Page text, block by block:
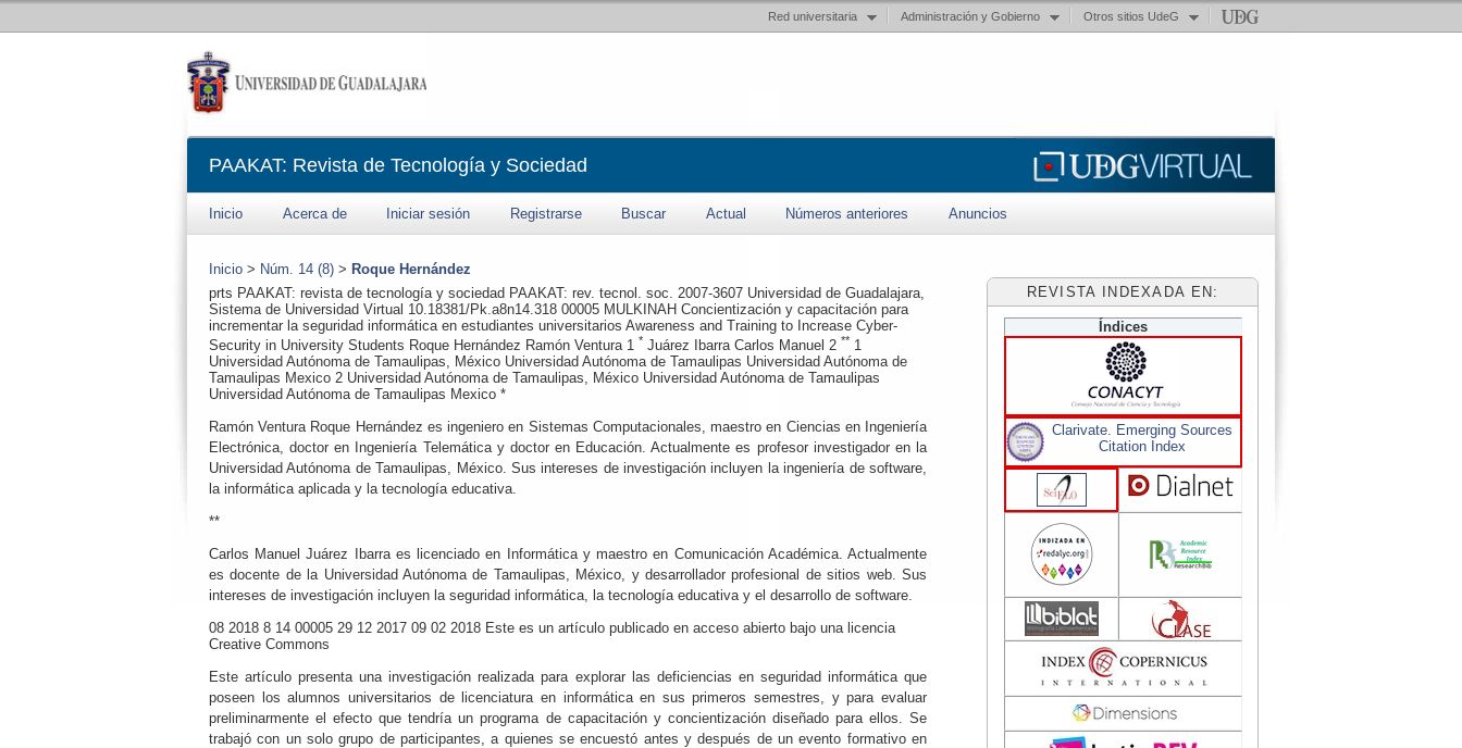
Red universitaria Administración y Gobierno Otros sitios UdeG
PAAKAT: Revista de Tecnología y Sociedad
REVISTA INDEXADA EN:
Índices
Clarivate. Emerging Sources
Citation Index
Inicio Acerca de Iniciar sesión Registrarse Buscar Actual Números anteriores Anuncios
Inicio > Núm. 14 (8) > Roque Hernández
prts PAAKAT: revista de tecnología y sociedad PAAKAT: rev. tecnol. soc. 2007-3607 Universidad de Guadalajara,
Sistema de Universidad Virtual 10.18381/Pk.a8n14.318 00005 MULKINAH Concientización y capacitación para
incrementar la seguridad informática en estudiantes universitarios Awareness and Training to Increase Cyber-
Security in University Students Roque Hernández Ramón Ventura 1 * Juárez Ibarra Carlos Manuel 2 ** 1
Universidad Autónoma de Tamaulipas, México Universidad Autónoma de Tamaulipas Universidad Autónoma de
Tamaulipas Mexico 2 Universidad Autónoma de Tamaulipas, México Universidad Autónoma de Tamaulipas
Universidad Autónoma de Tamaulipas Mexico *
Ramón Ventura Roque Hernández es ingeniero en Sistemas Computacionales, maestro en Ciencias en Ingeniería
Electrónica, doctor en Ingeniería Telemática y doctor en Educación. Actualmente es profesor investigador en la
Universidad Autónoma de Tamaulipas, México. Sus intereses de investigación incluyen la ingeniería de software,
la informática aplicada y la tecnología educativa.
**
Carlos Manuel Juárez Ibarra es licenciado en Informática y maestro en Comunicación Académica. Actualmente
es docente de la Universidad Autónoma de Tamaulipas, México, y desarrollador profesional de sitios web. Sus
intereses de investigación incluyen la seguridad informática, la tecnología educativa y el desarrollo de software.
08 2018 8 14 00005 29 12 2017 09 02 2018 Este es un artículo publicado en acceso abierto bajo una licencia
Creative Commons
Este artículo presenta una investigación realizada para explorar las deficiencias en seguridad informática que
poseen los alumnos universitarios de licenciatura en informática en sus primeros semestres, y para evaluar
preliminarmente el efecto que tendría un programa de capacitación y concientización diseñado para ellos. Se
trabajó con un solo grupo de participantes, a quienes se encuestó antes y después de un evento formativo en